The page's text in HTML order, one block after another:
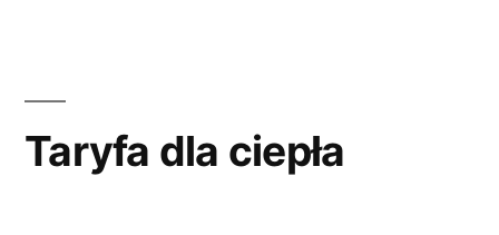
Taryfa dla ciepła